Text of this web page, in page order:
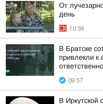
От
день
10:39
В Братске
привлекли к
09:57
В Иркутской